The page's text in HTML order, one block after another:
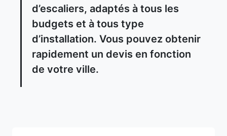
d’escaliers, adaptés à tous les
budgets et à tous type
d’installation. Vous pouvez obtenir
rapidement un devis en fonction
de votre ville.